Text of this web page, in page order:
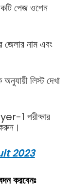
পেজ ওপেন
নাম এবং
লিস্ট দেখা
1 পরীক্ষার
2023
করবেনঃ